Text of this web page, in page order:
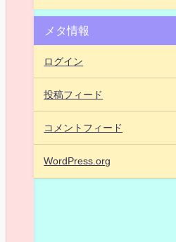
メタ情報
ログイン
投稿フィード
コメントフィード
WordPress.org